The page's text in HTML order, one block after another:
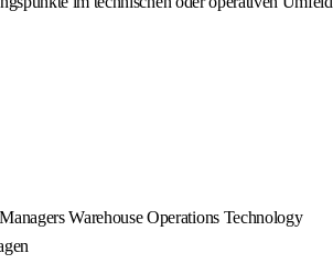
Warehouse Operations Technology